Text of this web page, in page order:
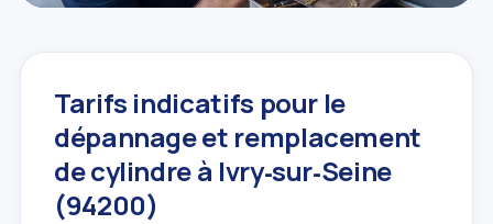
Tarifs indicatifs pour le
dépannage et remplacement
de cylindre à Ivry‑sur‑Seine
(94200)